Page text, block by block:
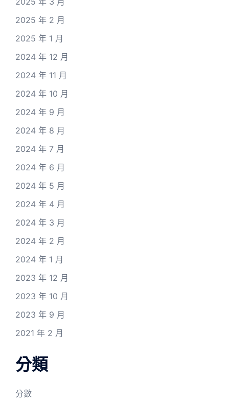
2025 年 2 月
2025 年 1 月
2024 年 12 月
2024 年 11 月
2024 年 10 月
2024 年 9 月
2024 年 8 月
2024 年 7 月
2024 年 6 月
2024 年 5 月
2024 年 4 月
2024 年 3 月
2024 年 2 月
2024 年 1 月
2023 年 12 月
2023 年 10 月
2023 年 9 月
2021 年 2 月
分類
分數